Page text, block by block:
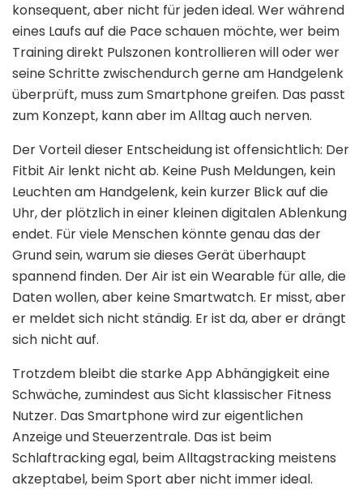
konsequent, aber nicht für jeden ideal. Wer während
eines Laufs auf die Pace schauen möchte, wer beim
Training direkt Pulszonen kontrollieren will oder wer
seine Schritte zwischendurch gerne am Handgelenk
überprüft, muss zum Smartphone greifen. Das passt
zum Konzept, kann aber im Alltag auch nerven.
Der Vorteil dieser Entscheidung ist offensichtlich: Der
Fitbit Air lenkt nicht ab. Keine Push Meldungen, kein
Leuchten am Handgelenk, kein kurzer Blick auf die
Uhr, der plötzlich in einer kleinen digitalen Ablenkung
endet. Für viele Menschen könnte genau das der
Grund sein, warum sie dieses Gerät überhaupt
spannend finden. Der Air ist ein Wearable für alle, die
Daten wollen, aber keine Smartwatch. Er misst, aber
er meldet sich nicht ständig. Er ist da, aber er drängt
sich nicht auf.
Trotzdem bleibt die starke App Abhängigkeit eine
Schwäche, zumindest aus Sicht klassischer Fitness
Nutzer. Das Smartphone wird zur eigentlichen
Anzeige und Steuerzentrale. Das ist beim
Schlaftracking egal, beim Alltagstracking meistens
akzeptabel, beim Sport aber nicht immer ideal.